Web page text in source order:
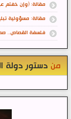
مقالة: (وإن خفتم
مقالة: مسؤولية
فلسفة القصاص..
من دستور دولة